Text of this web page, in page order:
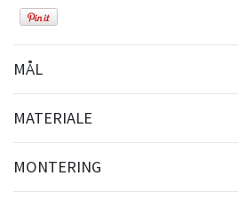
MÅL
MATERIALE
MONTERING